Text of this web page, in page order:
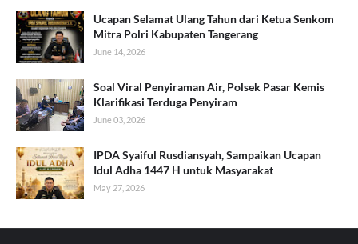
Ucapan Selamat Ulang Tahun dari Ketua Senkom
Mitra Polri Kabupaten Tangerang
June 14, 2026
Soal Viral Penyiraman Air, Polsek Pasar Kemis
Klarifikasi Terduga Penyiram
June 03, 2026
IPDA Syaiful Rusdiansyah, Sampaikan Ucapan
Idul Adha 1447 H untuk Masyarakat
May 27, 2026